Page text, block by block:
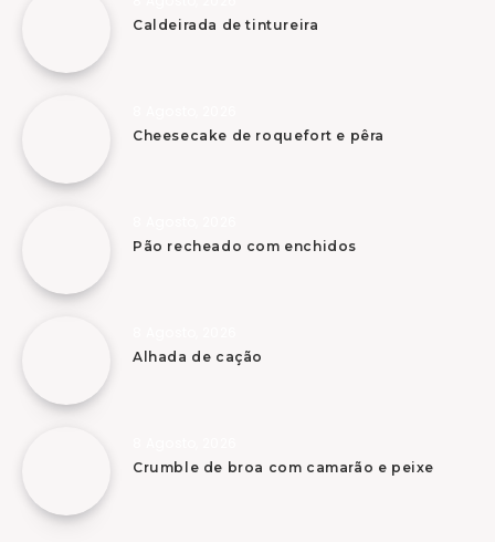
Caldeirada de tintureira
Cheesecake de roquefort e pêra
Pão recheado com enchidos
Alhada de cação
Crumble de broa com camarão e peixe